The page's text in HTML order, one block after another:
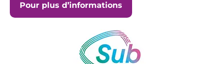
Pour plus d’informations